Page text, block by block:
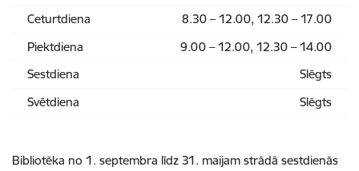
Ceturtdiena
8.30 – 12.00, 12.30 – 17.00
Piektdiena
9.00 – 12.00, 12.30 – 14.00
Sestdiena
Slēgts
Svētdiena
Slēgts
Bibliotēka no 1. septembra līdz 31. maijam strādā sestdienās